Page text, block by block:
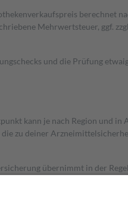
berechnet
Mehrwertsteuer, ggf.
und die Prüfung
kann je nach Region und in
zu deiner
übernimmt in der
Es sind jedoch nie mehr als